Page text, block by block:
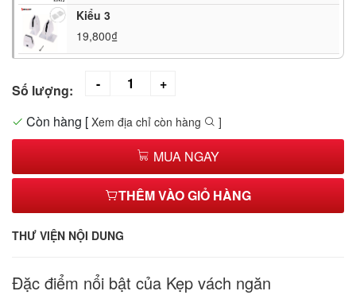
Kiểu 3
19,800₫
Số lượng:
Còn hàng [ Xem địa chỉ còn hàng ]
MUA NGAY
THÊM VÀO GIỎ HÀNG
THƯ VIỆN NỘI DUNG
Đặc điểm nổi bật của Kẹp vách ngăn